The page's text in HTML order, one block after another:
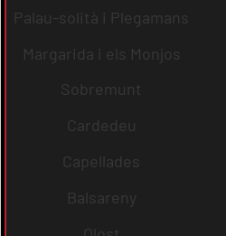
Palau-solità i Plegamans
Margarida i els Monjos
Sobremunt
Cardedeu
Capellades
Balsareny